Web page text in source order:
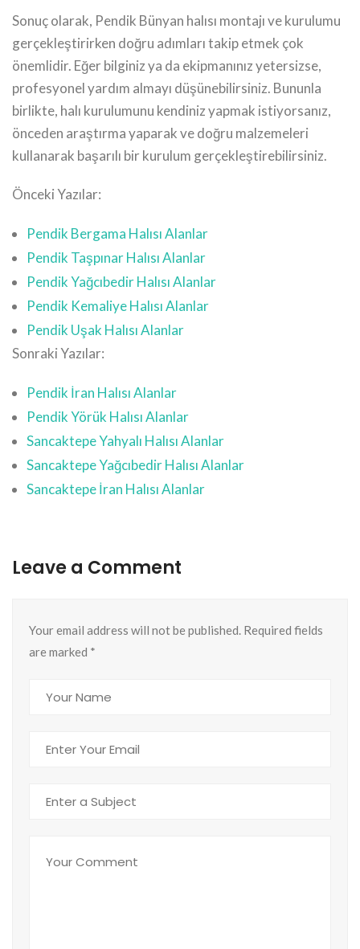
Sonuç olarak, Pendik Bünyan halısı montajı ve kurulumu
gerçekleştirirken doğru adımları takip etmek çok
önemlidir. Eğer bilginiz ya da ekipmanınız yetersizse,
profesyonel yardım almayı düşünebilirsiniz. Bununla
birlikte, halı kurulumunu kendiniz yapmak istiyorsanız,
önceden araştırma yaparak ve doğru malzemeleri
kullanarak başarılı bir kurulum gerçekleştirebilirsiniz.
Önceki Yazılar:
Pendik Bergama Halısı Alanlar
Pendik Taşpınar Halısı Alanlar
Pendik Yağcıbedir Halısı Alanlar
Pendik Kemaliye Halısı Alanlar
Pendik Uşak Halısı Alanlar
Sonraki Yazılar:
Pendik İran Halısı Alanlar
Pendik Yörük Halısı Alanlar
Sancaktepe Yahyalı Halısı Alanlar
Sancaktepe Yağcıbedir Halısı Alanlar
Sancaktepe İran Halısı Alanlar
Leave a Comment
Your email address will not be published. Required fields
are marked *